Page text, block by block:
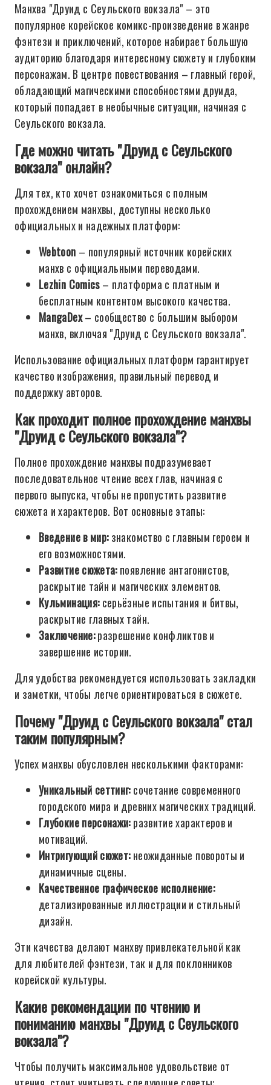
Манхва "Друид с Сеульского вокзала" – это
популярное корейское комикс-произведение в жанре
фэнтези и приключений, которое набирает большую
аудиторию благодаря интересному сюжету и глубоким
персонажам. В центре повествования – главный герой,
обладающий магическими способностями друида,
который попадает в необычные ситуации, начиная с
Сеульского вокзала.
Где можно читать "Друид с Сеульского
вокзала" онлайн?
Для тех, кто хочет ознакомиться с полным
прохождением манхвы, доступны несколько
официальных и надежных платформ:
Webtoon – популярный источник корейских
манхв с официальными переводами.
Lezhin Comics– платформа с платным и
бесплатным контентом высокого качества.
MangaDex– сообщество с большим выбором
манхв, включая "Друид с Сеульского вокзала".
Использование официальных платформ гарантирует
качество изображения, правильный перевод и
поддержку авторов.
Как проходит полное прохождение манхвы
"Друид с Сеульского вокзала"?
Полное прохождение манхвы подразумевает
последовательное чтение всех глав, начиная с
первого выпуска, чтобы не пропустить развитие
сюжета и характеров. Вот основные этапы:
Введение в мир:знакомство с главным героем и
его возможностями.
Развитие сюжета:появление антагонистов,
раскрытие тайн и магических элементов.
Кульминация:серьёзные испытания и битвы,
раскрытие главных тайн.
Заключение:разрешение конфликтов и
завершение истории.
Для удобства рекомендуется использовать закладки
и заметки, чтобы легче ориентироваться в сюжете.
Почему "Друид с Сеульского вокзала" стал
таким популярным?
Успех манхвы обусловлен несколькими факторами:
Уникальный сеттинг:сочетание современного
городского мира и древних магических традиций.
Глубокие персонажи:развитие характеров и
мотиваций.
Интригующий сюжет:неожиданные повороты и
динамичные сцены.
Качественное графическое исполнение:
детализированные иллюстрации и стильный
дизайн.
Эти качества делают манхву привлекательной как
для любителей фэнтези, так и для поклонников
корейской культуры.
Какие рекомендации по чтению и
пониманию манхвы "Друид с Сеульского
вокзала"?
Чтобы получить максимальное удовольствие от